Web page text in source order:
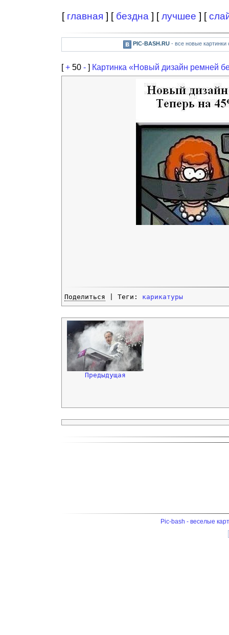
[ главная ] [ бездна ] [лучшее ] [
PIC-BASH.RU- все новые картинки
[+ 50 - ] Картинка «Новый дизайн ремней
Поделиться | Теги: карикатуры
Предыдущая
Pic-bash - веселые